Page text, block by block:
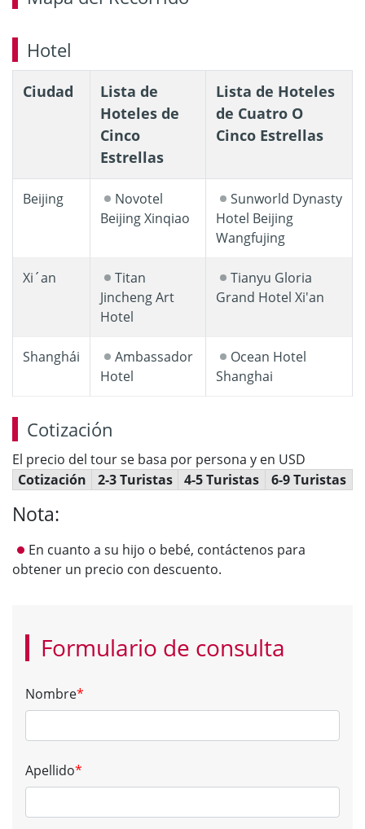
Hotel
Ciudad
Lista de
Hoteles de
Cinco
Estrellas
Lista de Hoteles
de Cuatro O
Cinco Estrellas
Beijing
Novotel
Beijing Xinqiao
Sunworld Dynasty
Hotel Beijing
Wangfujing
Xi´an
Titan
Jincheng Art
Hotel
Tianyu Gloria
Grand Hotel Xi'an
Shanghái
Ambassador
Hotel
Ocean Hotel
Shanghai
Cotización
El precio del tour se basa por persona y en USD
Cotización
2-3 Turistas 4-5 Turistas 6-9 Turistas
Nota:
En cuanto a su hijo o bebé, contáctenos para
obtener un precio con descuento.
Formulario de consulta
Nombre*
Apellido*